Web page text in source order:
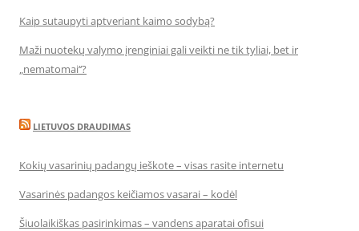
Kaip sutaupyti aptveriant kaimo sodybą?
Maži nuotekų valymo įrenginiai gali veikti ne tik tyliai, bet ir
„nematomai‘‘?
LIETUVOS DRAUDIMAS
Kokių vasarinių padangų ieškote – visas rasite internetu
Vasarinės padangos keičiamos vasarai – kodėl
Šiuolaikiškas pasirinkimas – vandens aparatai ofisui